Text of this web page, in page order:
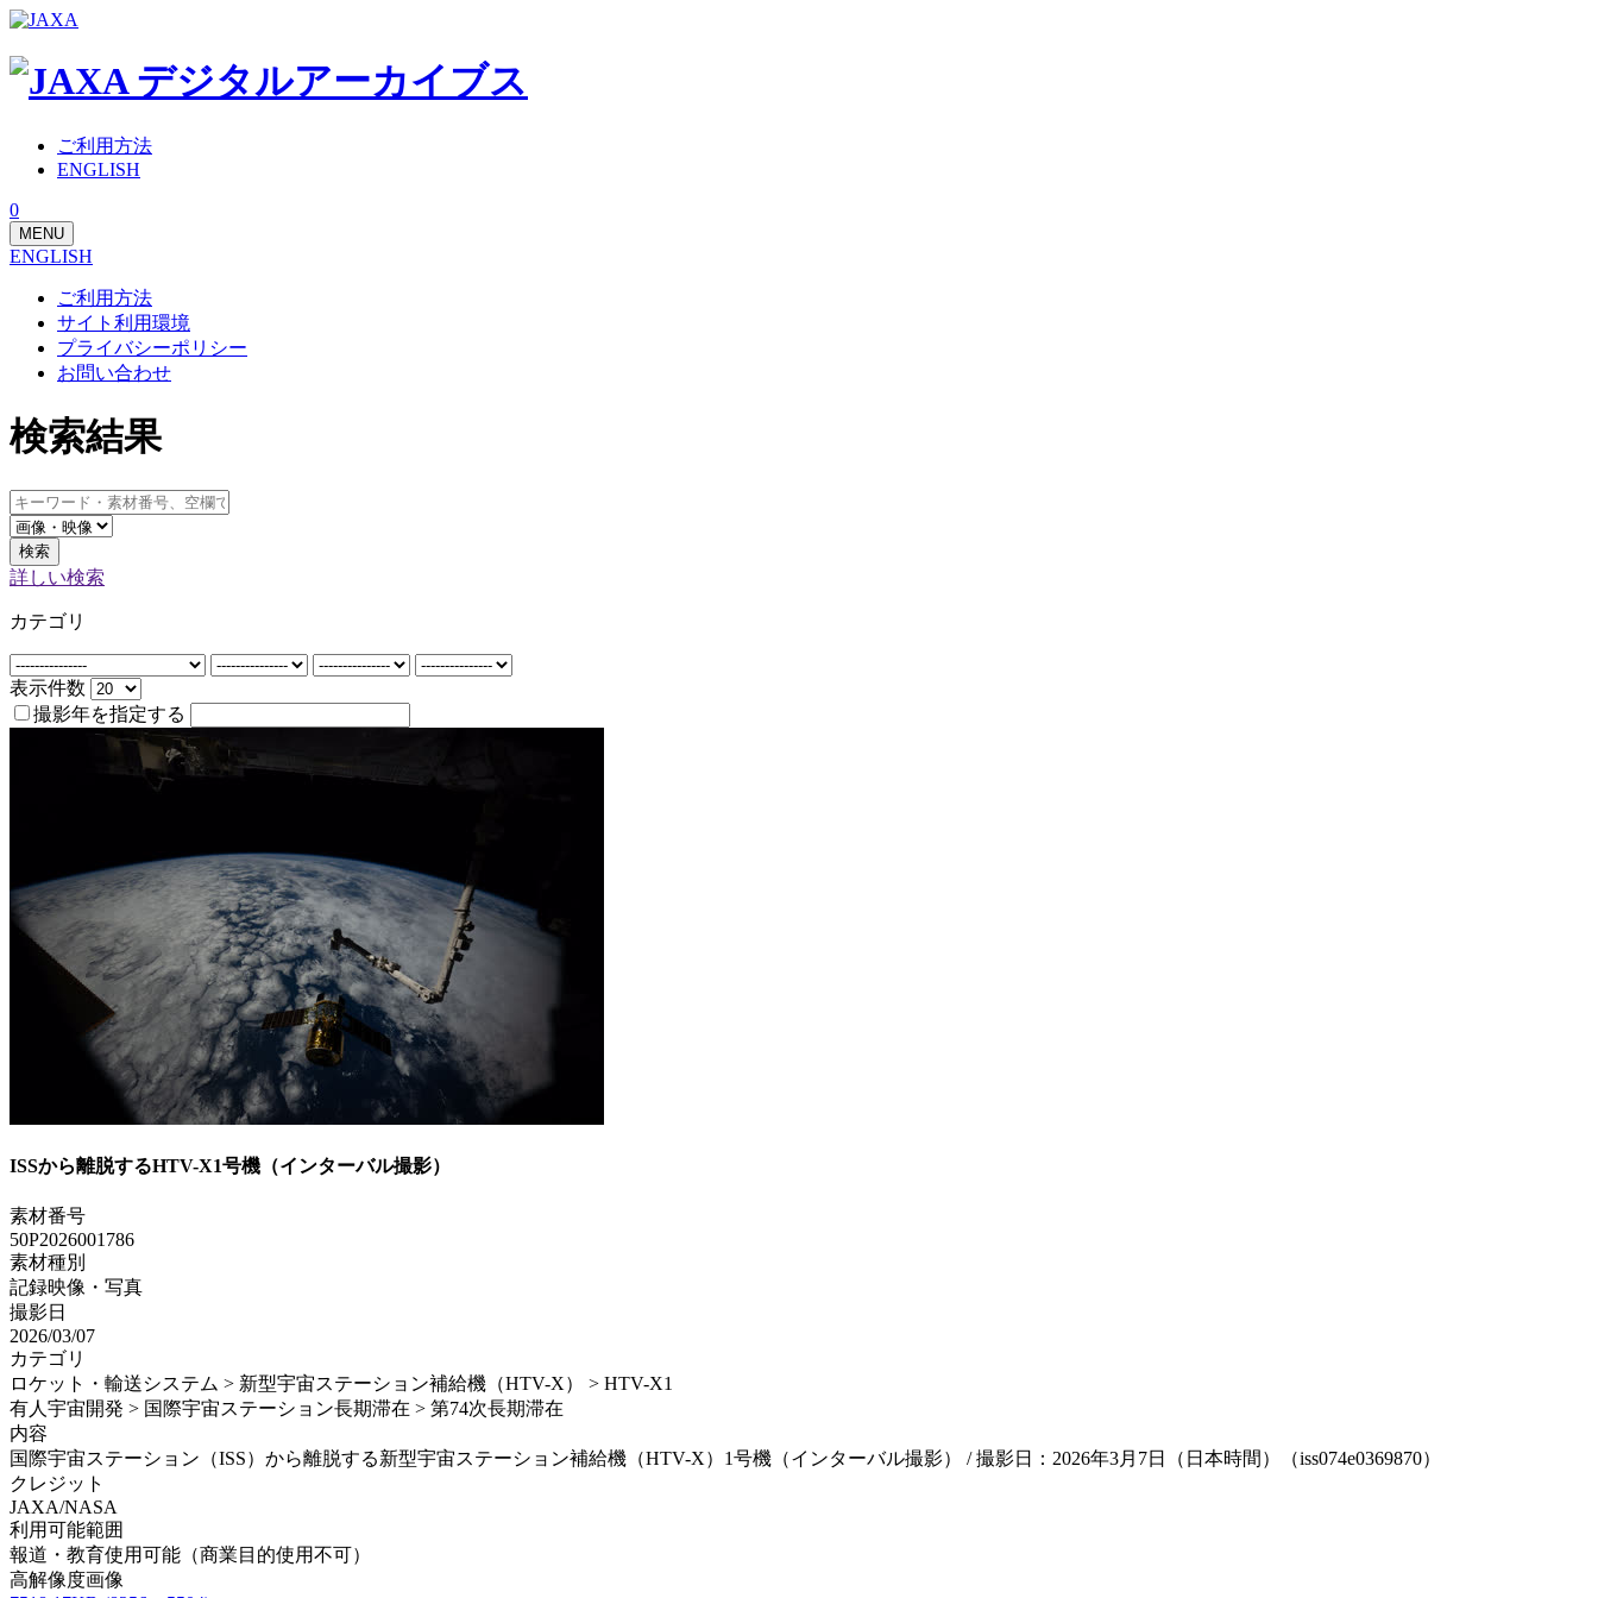
ご利用方法
ENGLISH
0
MENU
ENGLISH
ご利用方法
サイト利用環境
プライバシーポリシー
お問い合わせ
検索結果
検索
詳しい検索
カテゴリ
表示件数
撮影年を指定する
ISSから離脱するHTV-X1号機（インターバル撮影）
素材番号
50P2026001786
素材種別
記録映像・写真
撮影日
2026/03/07
カテゴリ
ロケット・輸送システム > 新型宇宙ステーション補給機（HTV-X） > HTV-X1
有人宇宙開発 > 国際宇宙ステーション長期滞在 > 第74次長期滞在
内容
国際宇宙ステーション（ISS）から離脱する新型宇宙ステーション補給機（HTV-X）1号機（インターバル撮影） / 撮影日：2026年3月7日（日本時間）（iss074e0369870）
クレジット
JAXA/NASA
利用可能範囲
報道・教育使用可能（商業目的使用不可）
高解像度画像